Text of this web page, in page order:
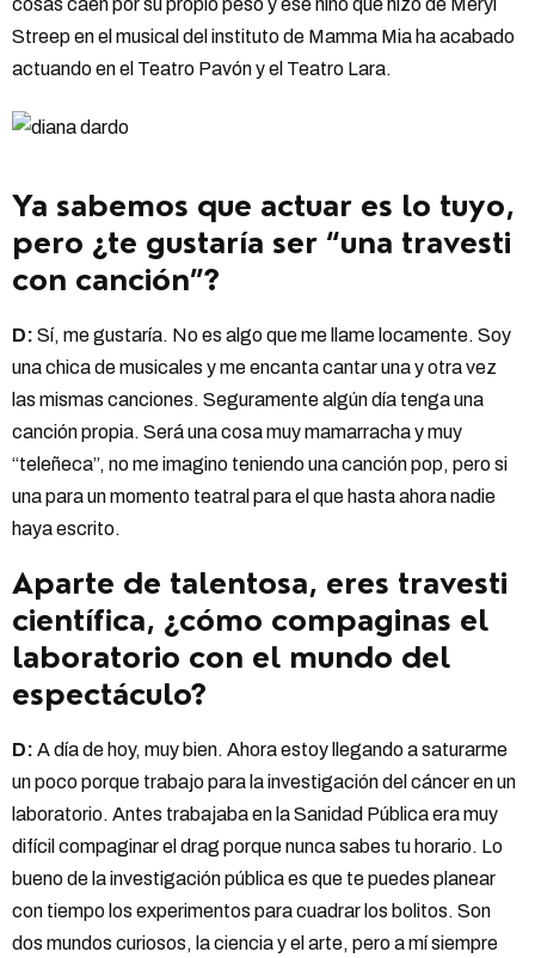
cosas caen por su propio peso y ese niño que hizo de Meryl
Streep en el musical del instituto de Mamma Mia ha acabado
actuando en el Teatro Pavón y el Teatro Lara.
Ya sabemos que actuar es lo tuyo,
pero ¿te gustaría ser “una travesti
con canción”?
D: Sí, me gustaría. No es algo que me llame locamente. Soy
una chica de musicales y me encanta cantar una y otra vez
las mismas canciones. Seguramente algún día tenga una
canción propia. Será una cosa muy mamarracha y muy
“teleñeca”, no me imagino teniendo una canción pop, pero si
una para un momento teatral para el que hasta ahora nadie
haya escrito.
Aparte de talentosa, eres travesti
científica, ¿cómo compaginas el
laboratorio con el mundo del
espectáculo?
D: A día de hoy, muy bien. Ahora estoy llegando a saturarme
un poco porque trabajo para la investigación del cáncer en un
laboratorio. Antes trabajaba en la Sanidad Pública era muy
difícil compaginar el drag porque nunca sabes tu horario. Lo
bueno de la investigación pública es que te puedes planear
con tiempo los experimentos para cuadrar los bolitos. Son
dos mundos curiosos, la ciencia y el arte, pero a mí siempre